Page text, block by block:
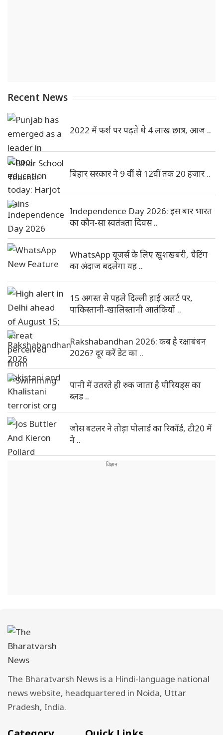
Recent News
2022 में फर्श पर पढ़ते थे 4 लाख छात्र, आज ..
बिहार सरकार ने 9 वीं से 12वीं तक 20 हजार ..
Independence Day 2026: इस बार भारत
का कौन-सा स्वतंत्रता दिवस ..
WhatsApp यूजर्स के लिए खुशखबरी, चैटिंग
का अंदाज बदलेगा यह ..
15 अगस्त से पहले दिल्ली हाई अलर्ट पर,
पाकिस्तानी-खालिस्तानी आतंकियों ..
Rakshabandhan 2026: कब है रक्षाबंधन
2026? दूर करें डेट का ..
पानी में उतरते ही रुक जाता है पीरियड्स का
ब्लड ..
जोस बटलर ने तोड़ा पोलार्ड का रिकॉर्ड, टी20 में
ने ..
The Bharatvarsh News is a Hindi-language national
news website, headquartered in Noida, Uttar
Pradesh, India.